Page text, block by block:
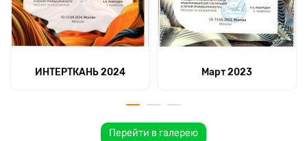
ИНТЕРТКАНЬ 2024 Март 2023
Перейти в галерею